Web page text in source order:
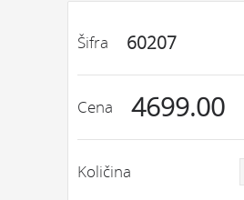
Šifra 60207
Cena 4699.00
Količina